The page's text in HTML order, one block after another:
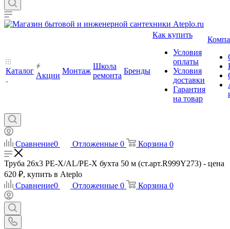
Каталог
Акции
Монтаж
Школа
ремонта
Бренды
Как купить
Условия
оплаты
Условия
доставки
Гарантия
на товар
Сравнение0 Отложенные 0 Корзина 0
Труба 26x3 PE-X/AL/PE-X бухта 50 м (ст.арт.R999Y273) - цена
620 ₽, купить в Ateplo
Сравнение0 Отложенные 0 Корзина 0